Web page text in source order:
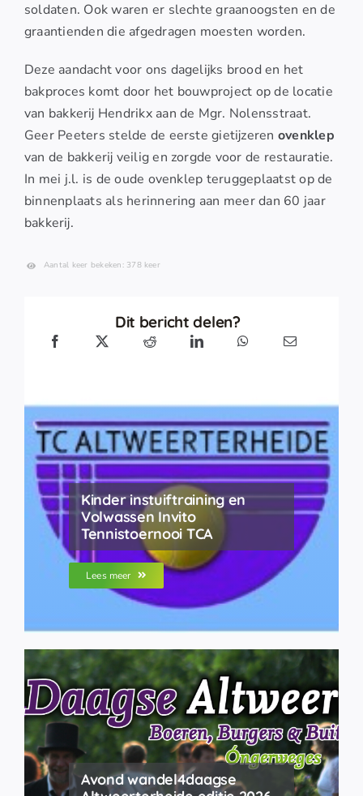
soldaten. Ook waren er slechte graanoogsten en de
graantienden die afgedragen moesten worden.
Deze aandacht voor ons dagelijks brood en het
bakproces komt door het bouwproject op de locatie
van bakkerij Hendrikx aan de Mgr. Nolensstraat.
Geer Peeters stelde de eerste gietijzeren ovenklep
van de bakkerij veilig en zorgde voor de restauratie.
In mei j.l. is de oude ovenklep teruggeplaatst op de
binnenplaats als herinnering aan meer dan 60 jaar
bakkerij.
Aantal keer bekeken: 378 keer
Dit bericht delen?
Kinder instuiftraining en
Volwassen Invito
Tennistoernooi TCA
Lees meer
Avond wandel4daagse